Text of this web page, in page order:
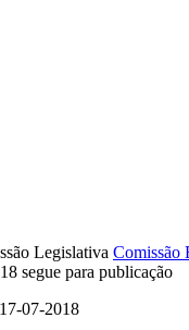
Legislativa Comissão
segue para publicação